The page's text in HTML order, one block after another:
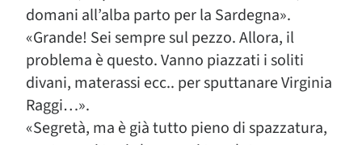
domani all’alba parto per la Sardegna».
«Grande! Sei sempre sul pezzo. Allora, il
problema è questo. Vanno piazzati i soliti
divani, materassi ecc.. per sputtanare Virginia
Raggi…».
«Segretà, ma è già tutto pieno di spazzatura,